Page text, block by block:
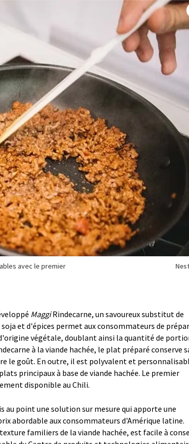
avec le premier
MaggiRindecarne, un savoureux substitut de
et d'épices permet aux consommateurs de
végétale, doublant ainsi la quantité de
à la viande hachée, le plat préparé conserve
le goût. En outre, il est polyvalent et
principaux à base de viande hachée. Le premier
disponible au Chili.
au point une solution sur mesure qui apporte une
abordable aux consommateurs d'Amérique latine.
familiers de la viande hachée, est facile à